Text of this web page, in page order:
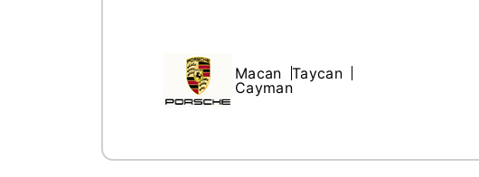
Macan Taycan
Cayman